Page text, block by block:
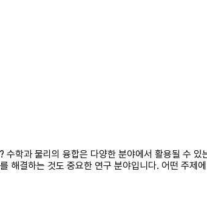
학과 물리의 융합은 다양한 분야에서 활용될 수 있
해결하는 것도 중요한 연구 분야입니다. 어떤 주제